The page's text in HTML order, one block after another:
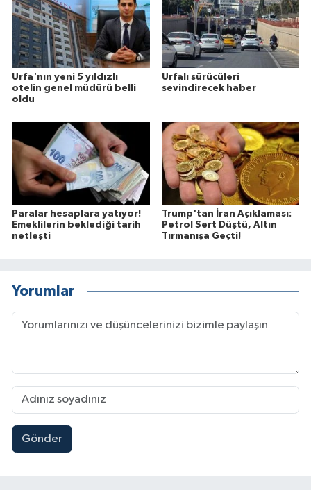
Urfa'nın yeni 5 yıldızlı
otelin genel müdürü belli
oldu
Urfalı sürücüleri
sevindirecek haber
Paralar hesaplara yatıyor!
Emeklilerin beklediği tarih
netleşti
Trump'tan İran Açıklaması:
Petrol Sert Düştü, Altın
Tırmanışa Geçti!
Yorumlar
Gönder